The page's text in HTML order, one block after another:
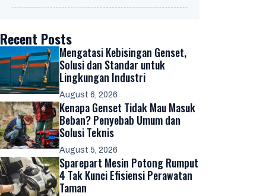
Recent Posts
Mengatasi Kebisingan Genset,
Solusi dan Standar untuk
Lingkungan Industri
August 6, 2026
Kenapa Genset Tidak Mau Masuk
Beban? Penyebab Umum dan
Solusi Teknis
August 5, 2026
Sparepart Mesin Potong Rumput
4 Tak Kunci Efisiensi Perawatan
Taman